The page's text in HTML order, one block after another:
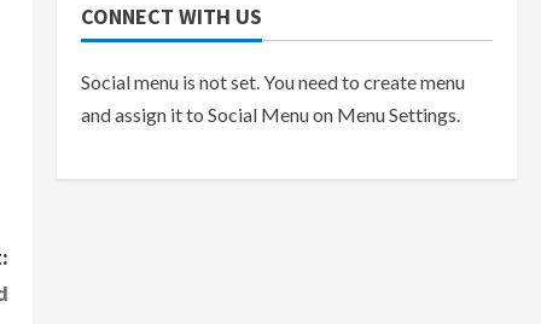
CONNECT WITH US
Social menu is not set. You need to create menu
and assign it to Social Menu on Menu Settings.